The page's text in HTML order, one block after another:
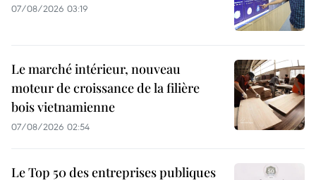
07/08/2026 03:19
Le marché intérieur, nouveau
moteur de croissance de la filière
bois vietnamienne
07/08/2026 02:54
Le Top 50 des entreprises publiques